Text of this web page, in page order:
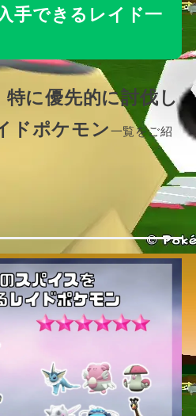
手できるレイド一
特に優先的に討伐し
ドポケモン一覧をご紹